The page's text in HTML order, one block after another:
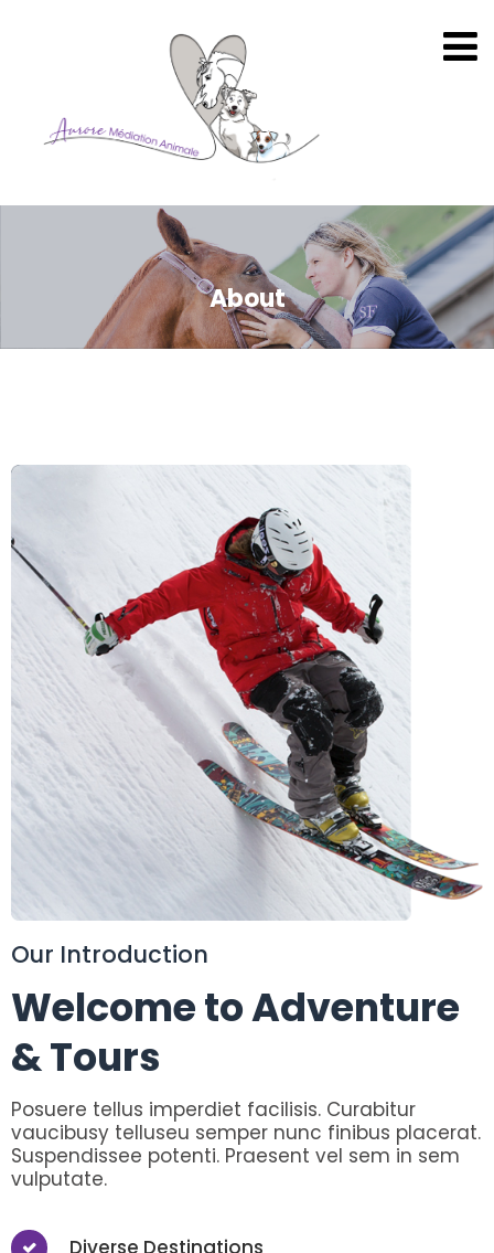
About
Our Introduction
Welcome to Adventure
& Tours
Posuere tellus imperdiet facilisis. Curabitur
vaucibusy telluseu semper nunc finibus placerat.
Suspendissee potenti. Praesent vel sem in sem
vulputate.
Diverse Destinations